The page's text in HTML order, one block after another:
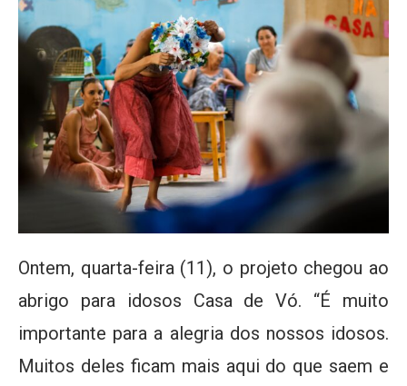
Ontem, quarta-feira (11), o projeto chegou ao
abrigo para idosos Casa de Vó. “É muito
importante para a alegria dos nossos idosos.
Muitos deles ficam mais aqui do que saem e